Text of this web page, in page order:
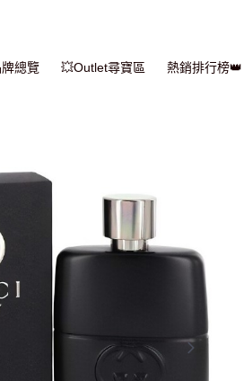
牌總覽 💥Outlet尋寶區 熱銷排行榜👑